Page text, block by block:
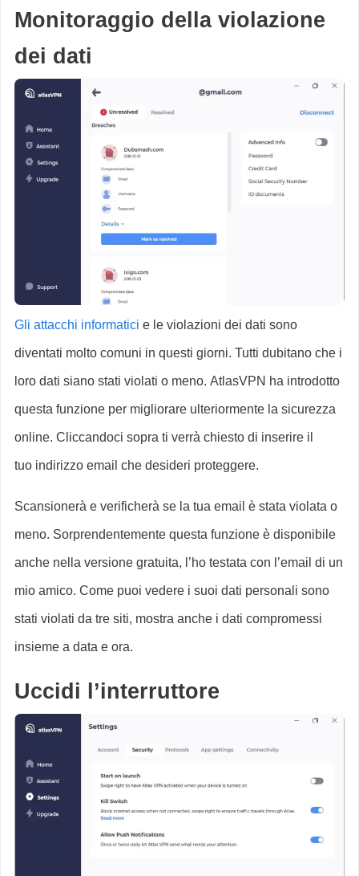
Monitoraggio della violazione
dei dati
Gli attacchi informatici e le violazioni dei dati sono
diventati molto comuni in questi giorni. Tutti dubitano che i
loro dati siano stati violati o meno. AtlasVPN ha introdotto
questa funzione per migliorare ulteriormente la sicurezza
online. Cliccandoci sopra ti verrà chiesto di inserire il
tuo indirizzo email che desideri proteggere.
Scansionerà e verificherà se la tua email è stata violata o
meno. Sorprendentemente questa funzione è disponibile
anche nella versione gratuita, l’ho testata con l’email di un
mio amico. Come puoi vedere i suoi dati personali sono
stati violati da tre siti, mostra anche i dati compromessi
insieme a data e ora.
Uccidi l’interruttore